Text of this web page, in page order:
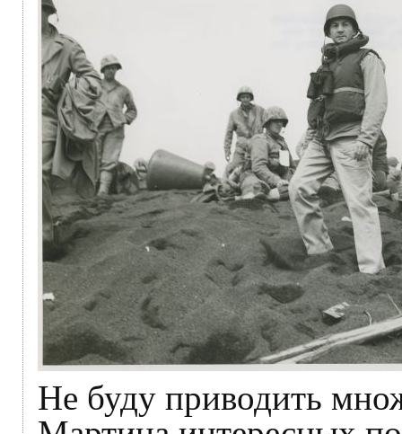
Не буду приводить